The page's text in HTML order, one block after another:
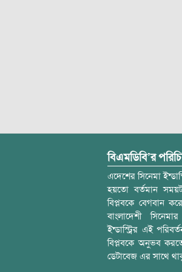
বিএমডিবি’র
এদেশের সিনেমা
হয়তো বর্তমান
বিপ্লবকে বেগবান
বাংলাদেশী
ইন্ডাস্ট্রির এই
বিপ্লবকে অনুভব
ডেটাবেজ এর সাথে